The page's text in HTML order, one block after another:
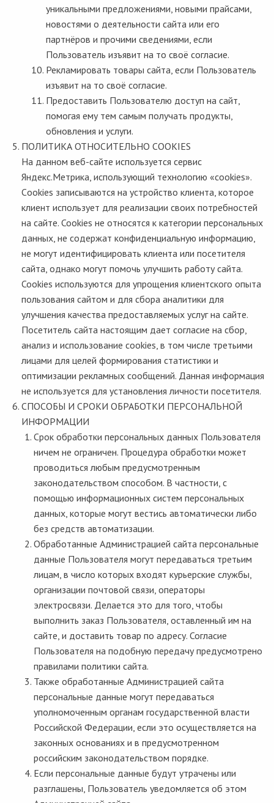
уникальными предложениями, новыми прайсами,
новостями о деятельности сайта или его
партнёров и прочими сведениями, если
Пользователь изъявит на то своё согласие.
Рекламировать товары сайта, если Пользователь
изъявит на то своё согласие.
Предоставить Пользователю доступ на сайт,
помогая ему тем самым получать продукты,
обновления и услуги.
ПОЛИТИКА ОТНОСИТЕЛЬНО COOKIES
На данном веб-сайте используется сервис
Яндекс.Метрика, использующий технологию «cookies».
Сookies записываются на устройство клиента, которое
клиент использует для реализации своих потребностей
на сайте. Cookies не относятся к категории персональных
данных, не содержат конфиденциальную информацию,
не могут идентифицировать клиента или посетителя
сайта, однако могут помочь улучшить работу сайта.
Cookies используются для упрощения клиентского опыта
пользования сайтом и для сбора аналитики для
улучшения качества предоставляемых услуг на сайте.
Посетитель сайта настоящим дает согласие на сбор,
анализ и использование cookies, в том числе третьими
лицами для целей формирования статистики и
оптимизации рекламных сообщений. Данная информация
не используется для установления личности посетителя.
СПОСОБЫ И СРОКИ ОБРАБОТКИ ПЕРСОНАЛЬНОЙ
ИНФОРМАЦИИ
Срок обработки персональных данных Пользователя
ничем не ограничен. Процедура обработки может
проводиться любым предусмотренным
законодательством способом. В частности, с
помощью информационных систем персональных
данных, которые могут вестись автоматически либо
без средств автоматизации.
Обработанные Администрацией сайта персональные
данные Пользователя могут передаваться третьим
лицам, в число которых входят курьерские службы,
организации почтовой связи, операторы
электросвязи. Делается это для того, чтобы
выполнить заказ Пользователя, оставленный им на
сайте, и доставить товар по адресу. Согласие
Пользователя на подобную передачу предусмотрено
правилами политики сайта.
Также обработанные Администрацией сайта
персональные данные могут передаваться
уполномоченным органам государственной власти
Российской Федерации, если это осуществляется на
законных основаниях и в предусмотренном
российским законодательством порядке.
Если персональные данные будут утрачены или
разглашены, Пользователь уведомляется об этом